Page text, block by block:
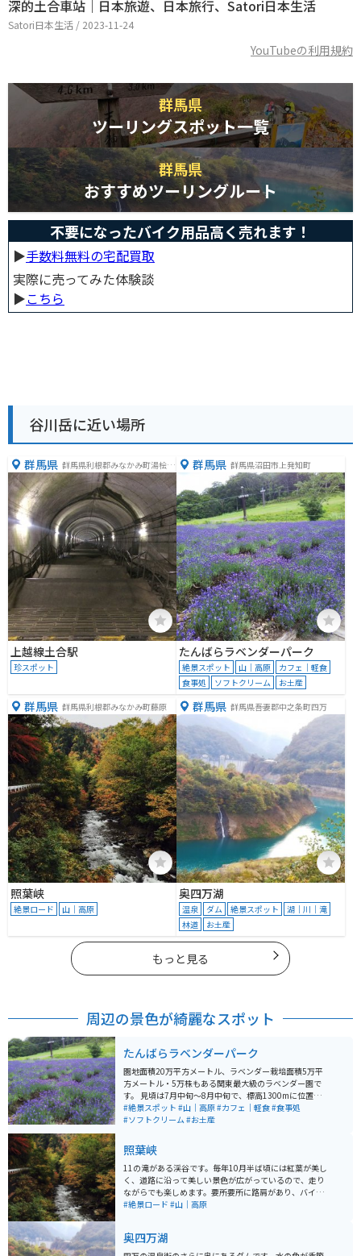
深的土合車站｜日本旅遊、日本旅行、Satori日本生活
Satori日本生活 / 2023-11-24
YouTubeの利用規約
群馬県
ツーリングスポット一覧
群馬県
おすすめツーリングルート
不要になったバイク用品高く売れます！
▶︎手数料無料の宅配買取
実際に売ってみた体験談
▶︎こちら
谷川岳に近い場所
群馬県 群馬県利根郡みなかみ町湯桧曽
２１８−２
上越線土合駅
珍スポット
群馬県 群馬県沼田市上発知町
たんばらラベンダーパーク
絶景スポット 山｜高原
カフェ｜軽食
食事処
ソフトクリーム お土産
群馬県 群馬県利根郡みなかみ町藤原
照葉峡
絶景ロード 山｜高原
群馬県 群馬県吾妻郡中之条町四万
奥四万湖
温泉 ダム 絶景スポット
湖｜川｜滝
林道
お土産
もっと見る
周辺の景色が綺麗なスポット
たんばらラベンダーパーク
園地面積20万平方メートル、ラベンダー栽培面積5万平
方メートル・5万株もある関東最大級のラベンダー園で
す。 見頃は7月中旬～8月中旬で、標高1300mに位置す
るので涼しいです。園内には、見わたすかぎりのラベン
ダーや、カラフルな花々を並べた彩の丘、一面に咲くひ
場者のおよそ2人に1人が食するラベンダーソフトクリー
ムをはじめ、新登場の冷やしラベンダーラーメンなど、
味覚でもラベンダーを楽しめるオリジナルメニューがた
くさんあります。 その他にも、畑に咲いているラベンダ
ーお持ち帰りできるラベンダー摘取り体験や、ラベンダ
ーを使用したオリジナルグッズなど、ラベンダーを感じ
#絶景スポット #山｜高原#カフェ｜軽食#食事処
#ソフトクリーム#お土産
照葉峡
11の滝がある渓谷です。毎年10月半ば頃には紅葉が美し
く、道路に沿って美しい景色が広がっているので、走り
ながらでも楽しめます。要所要所に路肩があり、バイク
を停めることができます。 遊歩道などはないので、路肩
しい場所。夏でも深緑と公言ならではの涼しい気候を楽
しむことができます。
#絶景ロード #山｜高原
奥四万湖